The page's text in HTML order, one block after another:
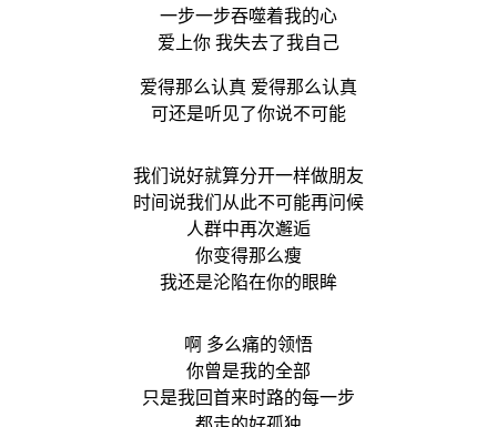
一步一步吞噬着我的心
爱上你 我失去了我自己
爱得那么认真 爱得那么认真
可还是听见了你说不可能
我们说好就算分开一样做朋友
时间说我们从此不可能再问候
人群中再次邂逅
你变得那么瘦
我还是沦陷在你的眼眸
啊 多么痛的领悟
你曾是我的全部
只是我回首来时路的每一步